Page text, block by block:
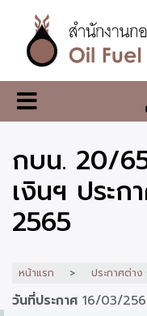
เนื้อหา
หลักสำนักงาน
กองทุน
น้ำมัน
เชื้อ
เพลิง
กบน. 20/
เงินฯ ประ
2565
หน้าแรก ประกาศต่าง
วันที่ประกาศ 16/03/